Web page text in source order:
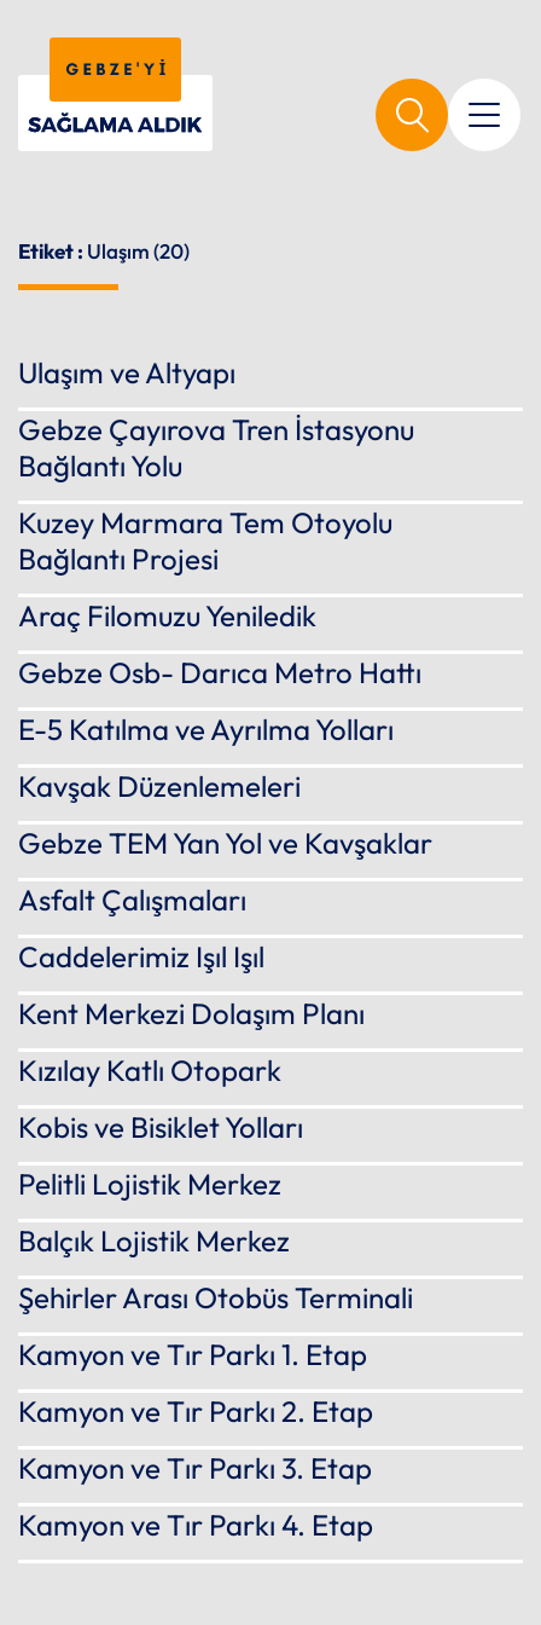
Etiket : Ulaşım (20)
Ulaşım ve Altyapı
Gebze Çayırova Tren İstasyonu
Bağlantı Yolu
Kuzey Marmara Tem Otoyolu
Bağlantı Projesi
Araç Filomuzu Yeniledik
Gebze Osb- Darıca Metro Hattı
E-5 Katılma ve Ayrılma Yolları
Kavşak Düzenlemeleri
Gebze TEM Yan Yol ve Kavşaklar
Asfalt Çalışmaları
Caddelerimiz Işıl Işıl
Kent Merkezi Dolaşım Planı
Kızılay Katlı Otopark
Kobis ve Bisiklet Yolları
Pelitli Lojistik Merkez
Balçık Lojistik Merkez
Şehirler Arası Otobüs Terminali
Kamyon ve Tır Parkı 1. Etap
Kamyon ve Tır Parkı 2. Etap
Kamyon ve Tır Parkı 3. Etap
Kamyon ve Tır Parkı 4. Etap